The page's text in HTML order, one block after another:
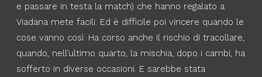
e passare in testa la match) che hanno regalato a
Viadana mete facili. Ed è difficile poi vincere quando le
cose vanno così. Ha corso anche il rischio di tracollare,
quando, nell’ultimo quarto, la mischia, dopo i cambi, ha
sofferto in diverse occasioni. E sarebbe stata